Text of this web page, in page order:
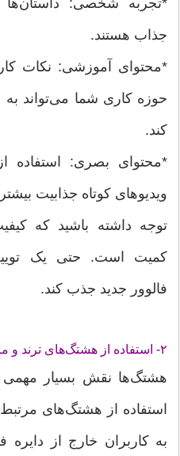
*تجربه شخصی:
جذاب هستند.
*محتوای آموزشی: نکات
حوزه کاری شما می‌تواند
کند.
*محتوای بصری: استفاده
ویدیوهای کوتاه جذابیت
توجه داشته باشید که
کمیت است. حتی یک
فالوور جدید جذب کند.
۲- استفاده از هشتگ‌های ترند و مرتبط
هشتگ‌ها نقش بسیار مهمی
استفاده از هشتگ‌های
به کاربران خارج از دایره